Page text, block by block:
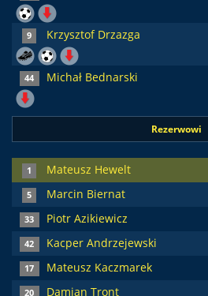
9 Krzysztof Drzazga
44 Michał Bednarski
Rezerwowi
1 Mateusz Hewelt
5 Marcin Biernat
33 Piotr Azikiewicz
42 Kacper Andrzejewski
17 Mateusz Kaczmarek
20 Damian Tront